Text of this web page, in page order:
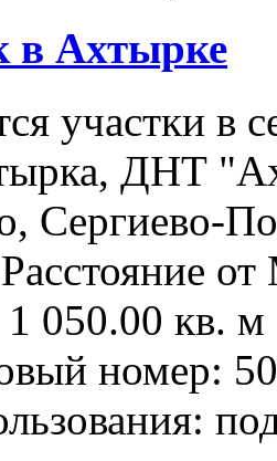
в Ахтырке
участки в
ДНТ
Сергиево-
Расстояние
1 050.00 кв.
номер: